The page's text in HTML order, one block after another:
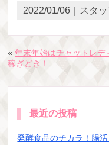
2022/01/06｜スタ
«年末年始はチャットレデ
稼ぎどき！
最近の投稿
発酵食品のチカラ！腸